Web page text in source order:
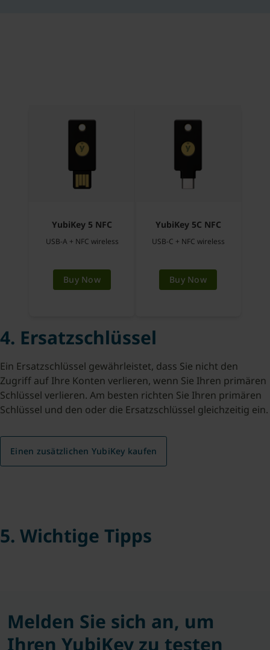
YubiKey 5 NFC
USB-A + NFC wireless
Buy Now
YubiKey 5C NFC
USB-C + NFC wireless
Buy Now
4. Ersatzschlüssel
Ein Ersatzschlüssel gewährleistet, dass Sie nicht den
Zugriff auf Ihre Konten verlieren, wenn Sie Ihren primären
Schlüssel verlieren. Am besten richten Sie Ihren primären
Schlüssel und den oder die Ersatzschlüssel gleichzeitig ein.
Einen zusätzlichen YubiKey kaufen
5. Wichtige Tipps
Melden Sie sich an, um
Ihren YubiKey zu testen